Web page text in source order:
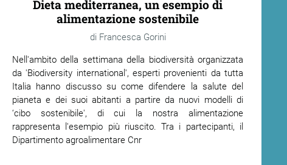
Dieta mediterranea, un esempio di
alimentazione sostenibile
Francesca Gorini
Nell'ambito della settimana della biodiversità organizzata
da 'Biodiversity international', esperti provenienti da tutta
Italia hanno discusso su come difendere la salute del
pianeta e dei suoi abitanti a partire da nuovi modelli di
‘cibo sostenibile', di cui la nostra alimentazione
rappresenta l'esempio più riuscito. Tra i partecipanti, il
Dipartimento agroalimentare Cnr